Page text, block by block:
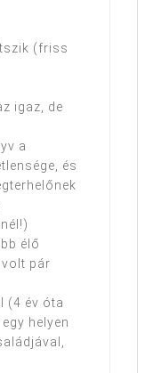
(friss
igaz, de
a
és
élő
pár
(4 év óta
helyen